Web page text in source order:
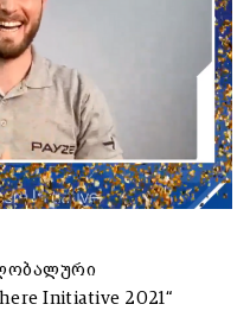
Initiative 2021“